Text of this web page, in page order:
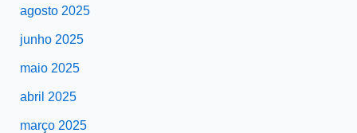
agosto 2025
junho 2025
maio 2025
abril 2025
março 2025